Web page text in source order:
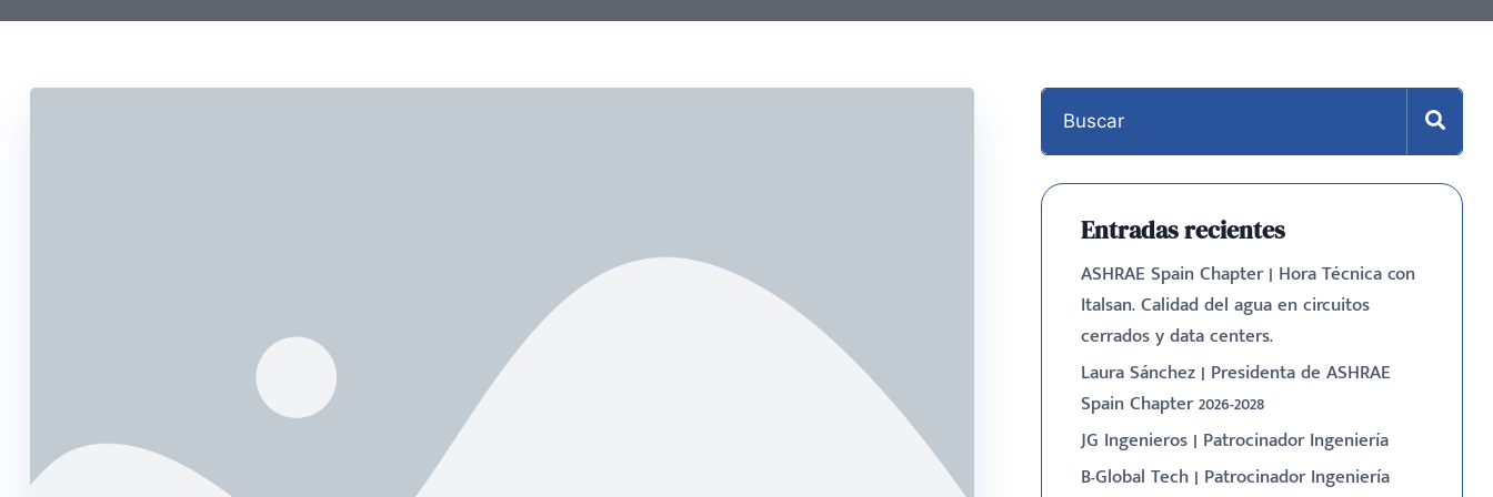
Entradas recientes
ASHRAE Spain Chapter | Hora Técnica con
Italsan. Calidad del agua en circuitos
cerrados y data centers.
Laura Sánchez | Presidenta de ASHRAE
Spain Chapter 2026-2028
JG Ingenieros | Patrocinador Ingeniería
B-Global Tech | Patrocinador Ingeniería